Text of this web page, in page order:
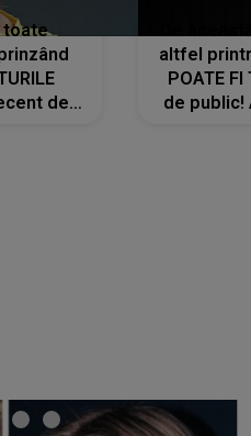
toate
de
altfel
POATE FI
de public!